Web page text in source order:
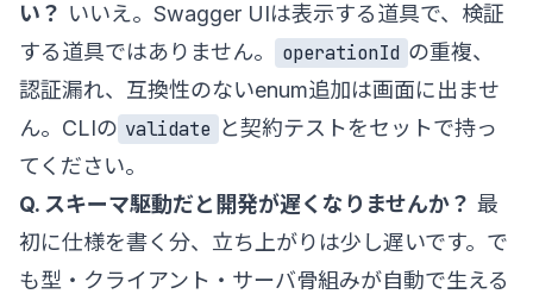
い？ いいえ。Swagger UIは表示する道具で、検証
する道具ではありません。
operationId の重複、
認証漏れ、互換性のないenum追加は画面に出ませ
ん。CLIの validate と契約テストをセットで持っ
てください。
Q. スキーマ駆動だと開発が遅くなりませんか？ 最
初に仕様を書く分、立ち上がりは少し遅いです。で
も型・クライアント・サーバ骨組みが自動で生える